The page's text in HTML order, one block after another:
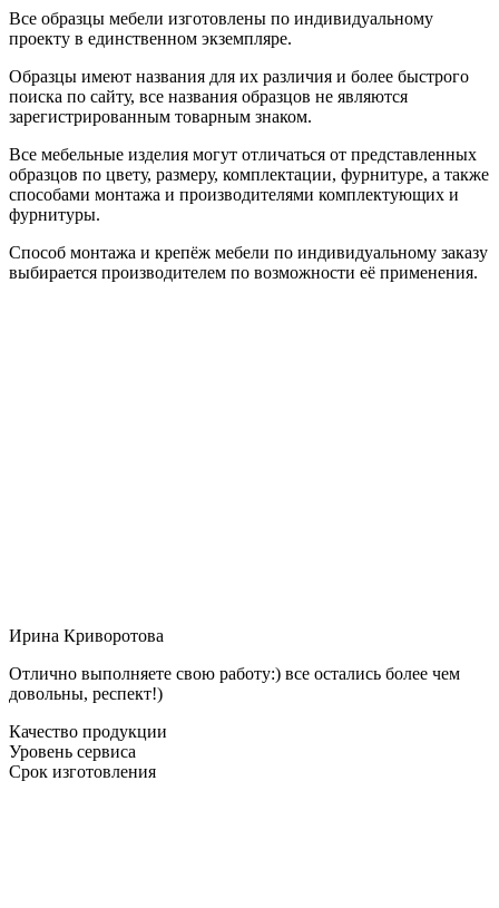
Все образцы мебели изготовлены по индивидуальному
проекту в единственном экземпляре.
Образцы имеют названия для их различия и более быстрого
поиска по сайту, все названия образцов не являются
зарегистрированным товарным знаком.
Все мебельные изделия могут отличаться от представленных
образцов по цвету, размеру, комплектации, фурнитуре, а также
способами монтажа и производителями комплектующих и
фурнитуры.
Способ монтажа и крепёж мебели по индивидуальному заказу
выбирается производителем по возможности её применения.
Ирина Криворотова
Отлично выполняете свою работу:) все остались более чем
довольны, респект!)
Качество продукции
Уровень сервиса
Срок изготовления